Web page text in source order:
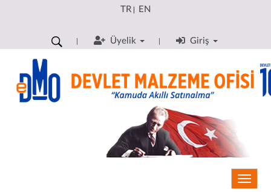
TR| EN
Üyelik Giriş